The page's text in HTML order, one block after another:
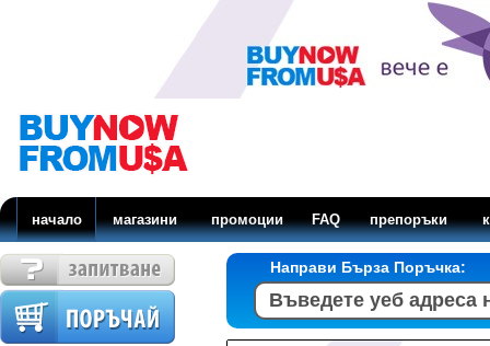
начало магазини промоции FAQ препоръки
Направи Бърза Поръчка: